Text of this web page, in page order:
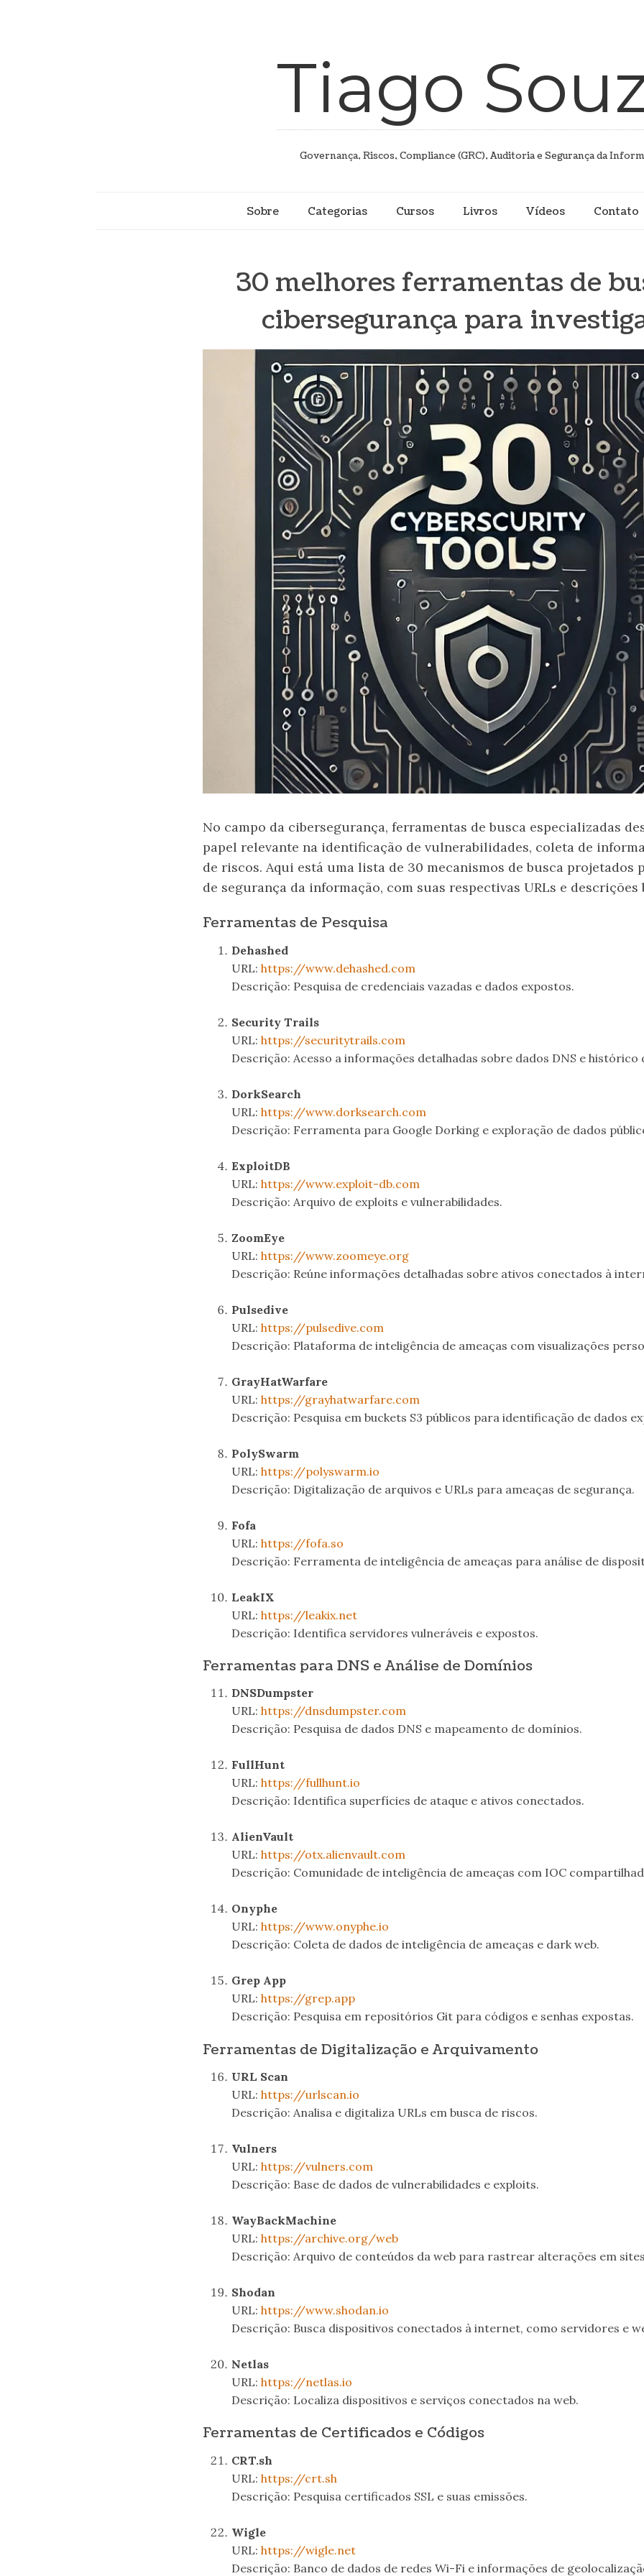
Tiago
Governança, Riscos, Compliance (GRC), Auditoria e Segurança da
Sobre Categorias Cursos Livros Vídeos Contato
30 melhores ferramentas de
cibersegurança para
No campo da cibersegurança, ferramentas de busca especializadas
papel relevante na identificação de vulnerabilidades, coleta de
de riscos. Aqui está uma lista de 30 mecanismos de busca projetados
de segurança da informação, com suas respectivas URLs e descrições
Ferramentas de Pesquisa
Dehashed
URL: https://www.dehashed.com
Descrição: Pesquisa de credenciais vazadas e dados expostos.
Security Trails
URL: https://securitytrails.com
Descrição: Acesso a informações detalhadas sobre dados DNS e histórico
DorkSearch
URL: https://www.dorksearch.com
Descrição: Ferramenta para Google Dorking e exploração de dados
ExploitDB
URL: https://www.exploit-db.com
Descrição: Arquivo de exploits e vulnerabilidades.
ZoomEye
URL: https://www.zoomeye.org
Descrição: Reúne informações detalhadas sobre ativos conectados à
Pulsedive
URL: https://pulsedive.com
Descrição: Plataforma de inteligência de ameaças com visualizações
GrayHatWarfare
URL: https://grayhatwarfare.com
Descrição: Pesquisa em buckets S3 públicos para identificação de dados
PolySwarm
URL: https://polyswarm.io
Descrição: Digitalização de arquivos e URLs para ameaças de segurança.
Fofa
URL: https://fofa.so
Descrição: Ferramenta de inteligência de ameaças para análise de
LeakIX
URL: https://leakix.net
Descrição: Identifica servidores vulneráveis e expostos.
Ferramentas para DNS e Análise de Domínios
DNSDumpster
URL: https://dnsdumpster.com
Descrição: Pesquisa de dados DNS e mapeamento de domínios.
FullHunt
URL: https://fullhunt.io
Descrição: Identifica superfícies de ataque e ativos conectados.
AlienVault
URL: https://otx.alienvault.com
Descrição: Comunidade de inteligência de ameaças com IOC
Onyphe
URL: https://www.onyphe.io
Descrição: Coleta de dados de inteligência de ameaças e dark web.
Grep App
URL: https://grep.app
Descrição: Pesquisa em repositórios Git para códigos e senhas expostas.
Ferramentas de Digitalização e Arquivamento
URL Scan
URL: https://urlscan.io
Descrição: Analisa e digitaliza URLs em busca de riscos.
Vulners
URL: https://vulners.com
Descrição: Base de dados de vulnerabilidades e exploits.
WayBackMachine
URL: https://archive.org/web
Descrição: Arquivo de conteúdos da web para rastrear alterações em
Shodan
URL: https://www.shodan.io
Descrição: Busca dispositivos conectados à internet, como servidores e
Netlas
URL: https://netlas.io
Descrição: Localiza dispositivos e serviços conectados na web.
Ferramentas de Certificados e Códigos
CRT.sh
URL: https://crt.sh
Descrição: Pesquisa certificados SSL e suas emissões.
Wigle
URL: https://wigle.net
Descrição: Banco de dados de redes Wi-Fi e informações de